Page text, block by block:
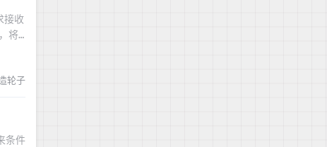
接收
将
轮子
条件